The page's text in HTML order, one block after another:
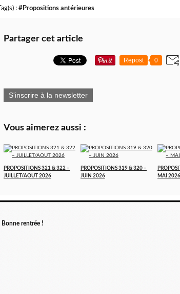
Tag(s) : #Propositions antérieures
Partager cet article
Repost 0
S'inscrire à la newsletter
Vous aimerez aussi :
PROPOSITIONS 321 & 322 –
JUILLET/AOUT 2026
PROPOSITIONS 319 & 320 –
JUIN 2026
MAI 2026
Bonne rentrée !